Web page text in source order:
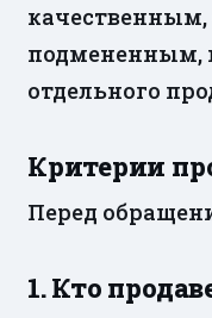
подмененным,
отдельного
Критерии
Перед
1. Кто